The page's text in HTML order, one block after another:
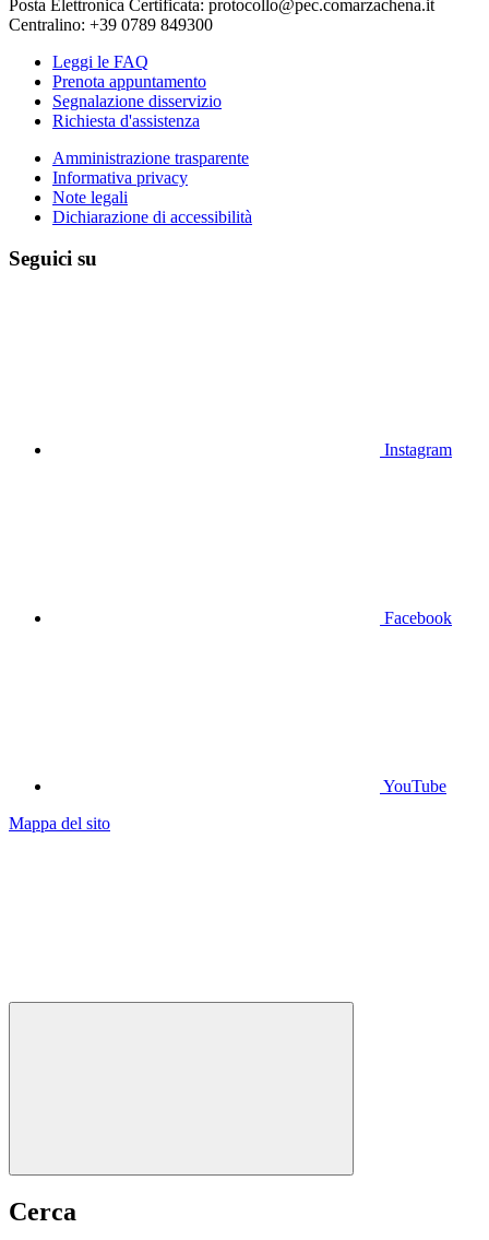
Posta Elettronica Certificata: protocollo@pec.comarzachena.it
Centralino: +39 0789 849300
Leggi le FAQ
Prenota appuntamento
Segnalazione disservizio
Richiesta d'assistenza
Amministrazione trasparente
Informativa privacy
Note legali
Dichiarazione di accessibilità
Seguici su
Instagram
Facebook
YouTube
Mappa del sito
Cerca